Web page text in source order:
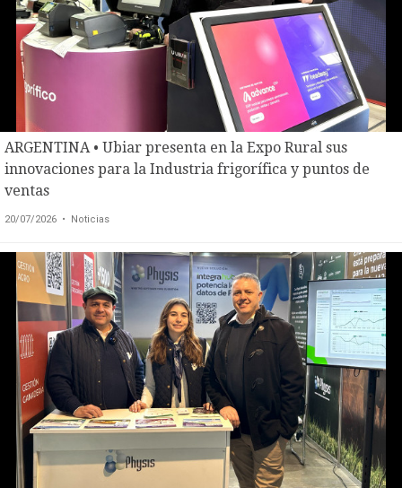
ARGENTINA • Ubiar presenta en la Expo Rural sus
innovaciones para la Industria frigorífica y puntos de
ventas
20/07/2026 • Noticias